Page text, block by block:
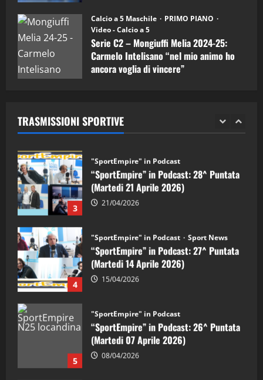
Calcio a 5 Maschile
PRIMO PIANO
Video - Calcio a 5
Serie C2 – Mongiuffi Melia 2024-25:
Carmelo Intelisano “nel mio animo ho
ancora voglia di vincere”
TRASMISSIONI SPORTIVE
“SportEmpire” in Podcast: 30^ Puntata
(Martedi 05 Maggio 2026)
08/05/2026
2 28/04/2026
3
“SportEmpire” in Podcast: 28^ Puntata
(Martedi 21 Aprile 2026)
4
“SportEmpire” in Podcast: 27^ Puntata
(Martedi 14 Aprile 2026)
5
“SportEmpire” in Podcast: 26^ Puntata
(Martedi 07 Aprile 2026)